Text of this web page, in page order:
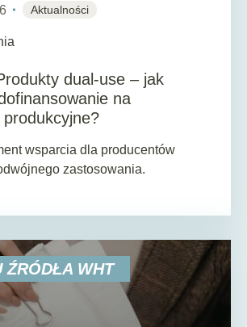
Aktualności
dual-use – jak
na
wsparcia dla producentów
zastosowania.
ŹRÓDŁA WHT